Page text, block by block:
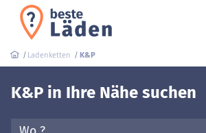
Ladenketten K&P
K&P in Ihre Nähe suchen